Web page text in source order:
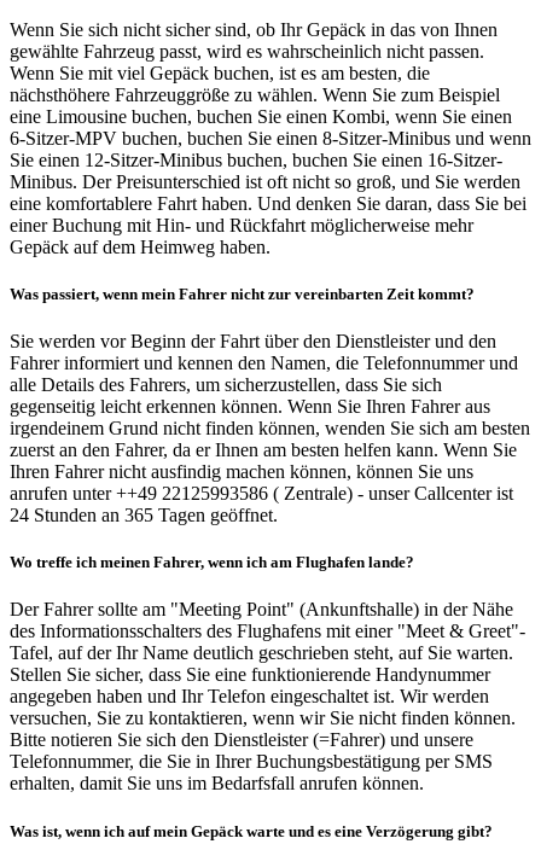
Wenn Sie sich nicht sicher sind, ob Ihr Gepäck in das von Ihnen
gewählte Fahrzeug passt, wird es wahrscheinlich nicht passen.
Wenn Sie mit viel Gepäck buchen, ist es am besten, die
nächsthöhere Fahrzeuggröße zu wählen. Wenn Sie zum Beispiel
eine Limousine buchen, buchen Sie einen Kombi, wenn Sie einen
6-Sitzer-MPV buchen, buchen Sie einen 8-Sitzer-Minibus und wenn
Sie einen 12-Sitzer-Minibus buchen, buchen Sie einen 16-Sitzer-
Minibus. Der Preisunterschied ist oft nicht so groß, und Sie werden
eine komfortablere Fahrt haben. Und denken Sie daran, dass Sie bei
einer Buchung mit Hin- und Rückfahrt möglicherweise mehr
Gepäck auf dem Heimweg haben.
Was passiert, wenn mein Fahrer nicht zur vereinbarten Zeit kommt?
Sie werden vor Beginn der Fahrt über den Dienstleister und den
Fahrer informiert und kennen den Namen, die Telefonnummer und
alle Details des Fahrers, um sicherzustellen, dass Sie sich
gegenseitig leicht erkennen können. Wenn Sie Ihren Fahrer aus
irgendeinem Grund nicht finden können, wenden Sie sich am besten
zuerst an den Fahrer, da er Ihnen am besten helfen kann. Wenn Sie
Ihren Fahrer nicht ausfindig machen können, können Sie uns
anrufen unter ++49 22125993586 ( Zentrale) - unser Callcenter ist
24 Stunden an 365 Tagen geöffnet.
Wo treffe ich meinen Fahrer, wenn ich am Flughafen lande?
Der Fahrer sollte am "Meeting Point" (Ankunftshalle) in der Nähe
des Informationsschalters des Flughafens mit einer "Meet & Greet"-
Tafel, auf der Ihr Name deutlich geschrieben steht, auf Sie warten.
Stellen Sie sicher, dass Sie eine funktionierende Handynummer
angegeben haben und Ihr Telefon eingeschaltet ist. Wir werden
versuchen, Sie zu kontaktieren, wenn wir Sie nicht finden können.
Bitte notieren Sie sich den Dienstleister (=Fahrer) und unsere
Telefonnummer, die Sie in Ihrer Buchungsbestätigung per SMS
erhalten, damit Sie uns im Bedarfsfall anrufen können.
Was ist, wenn ich auf mein Gepäck warte und es eine Verzögerung gibt?